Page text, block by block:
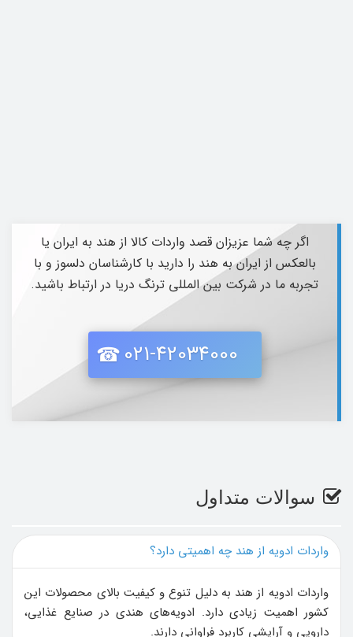
اگر چه شما عزیزان قصد واردات کالا از هند به ایران یا
بالعکس از ایران به هند را دارید با کارشناسان دلسوز و با
تجربه ما در شرکت بین المللی ترنگ دریا در ارتباط باشید.
021-42034000
سوالات متداول
واردات ادویه از هند چه اهمیتی دارد؟
واردات ادویه از هند به دلیل تنوع و کیفیت بالای محصولات این
کشور اهمیت زیادی دارد. ادویه‌های هندی در صنایع غذایی،
دارویی و آرایشی کاربرد فراوانی دارند.